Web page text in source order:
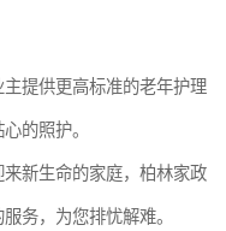
提供更高标准的老年护理
的照护。
新生命的家庭，柏林家政
务，为您排忧解难。